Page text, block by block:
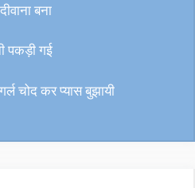
बना
पकड़ी गई
चोद कर प्यास बुझायी